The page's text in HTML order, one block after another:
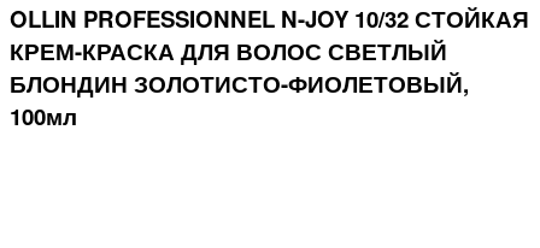
OLLIN PROFESSIONNEL N-JOY 10/32 СТОЙКАЯ
КРЕМ-КРАСКА ДЛЯ ВОЛОС СВЕТЛЫЙ
БЛОНДИН ЗОЛОТИСТО-ФИОЛЕТОВЫЙ,
100мл